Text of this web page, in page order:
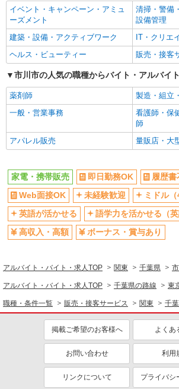
語学力を活かせる（英語以外）
高収入・高額
ボーナス・賞与あり
昇給あり
日払い
週払い
髪型・髪色自由
ネイルOK
ピアスOK
駅直結・駅
車通勤OK
バイク通勤
交通費支給
社会保険あ
入社祝い金あり
各種手当（
ティブなど
同じ職種から求人を探す
販売・接客サービス
家電・携帯販売
同じ特徴から求人を探す
ミドル（
交通費支給
社会保険あ
社員登用あり
イベント・キャンペーン・アミュ
ーズメント
清掃・警備
設備管理
建築・設備・アクティブワーク
IT・クリエ
ヘルス・ビューティー
販売・接客
市川市の人気の職種からバイト・アルバイ
薬剤師
製造・組立
一般・営業事務
看護師・保
師
アパレル販売
量販店・大
家電・携帯販売 即日勤務OK
履歴書
Web面接OK
未経験歓迎
ミドル
英語が活かせる
語学力を活かせる（英
高収入・高額
ボーナス・賞与あり
アルバイト・バイト・求人TOP 関東 千葉県
アルバイト・バイト・求人TOP 千葉県の路線 東
職種・条件一覧 販売・接客サービス 関東 千
掲載ご希望のお客様へ よくあ
お問い合わせ 利用
リンクについて プライバシ